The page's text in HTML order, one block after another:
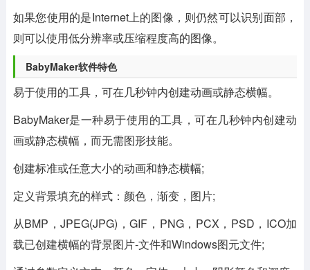
如果您使用的是Internet上的图像，则仍然可以识别面部，
则可以使用低分辨率或压缩程度高的图像。
BabyMaker软件特色
易于使用的工具，可在几秒钟内创建动画或静态横幅。
BabyMaker是一种易于使用的工具，可在几秒钟内创建动
画或静态横幅，而无需图形技能。
创建标准或任意大小的动画和静态横幅;
定义背景填充的样式：颜色，渐变，图片;
从BMP，JPEG(JPG)，GIF，PNG，PCX，PSD，ICO加
载已创建横幅的背景图片-文件和Windows图元文件;